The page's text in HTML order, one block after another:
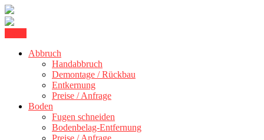
content
BBS Technik GmbH
300 kmAbbruch
Handabbruch
Demontage / Rückbau
Entkernung
Preise / Anfrage
Boden
Fugen schneiden
Bodenbelag-Entfernung
Preise / Anfrage